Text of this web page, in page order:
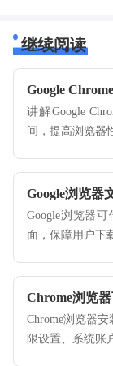
继续阅读
Google
讲解Google
间，提高浏览器
Google浏览器
面，保障用户下
Chrome浏览
Chrome浏览器
限设置、系统账